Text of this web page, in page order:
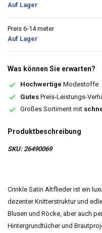
Auf Lager
Preis 6-14 meter
Auf Lager
Was können Sie erwarten?
Hochwertige Modestoffe
Gutes Preis-Leistungs-
Großes Sortiment mit
Produktbeschreibung
SKU: 26490069
Crinkle Satin Altflieder ist ein
dezenter Knitterstruktur und
Blusen und Röcke, aber auch
Hintergrundtücher und